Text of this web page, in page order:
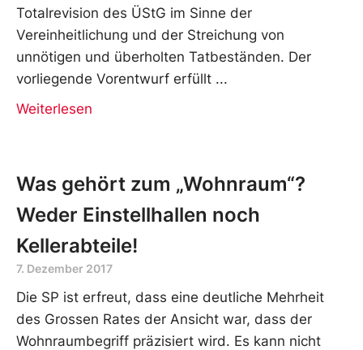
Totalrevision des ÜStG im Sinne der
Vereinheitlichung und der Streichung von
unnötigen und überholten Tatbeständen. Der
vorliegende Vorentwurf erfüllt
Weiterlesen
Was gehört zum „Wohnraum“?
Weder Einstellhallen noch
Kellerabteile!
7. Dezember 2017
Die SP ist erfreut, dass eine deutliche Mehrheit
des Grossen Rates der Ansicht war, dass der
Wohnraumbegriff präzisiert wird. Es kann nicht